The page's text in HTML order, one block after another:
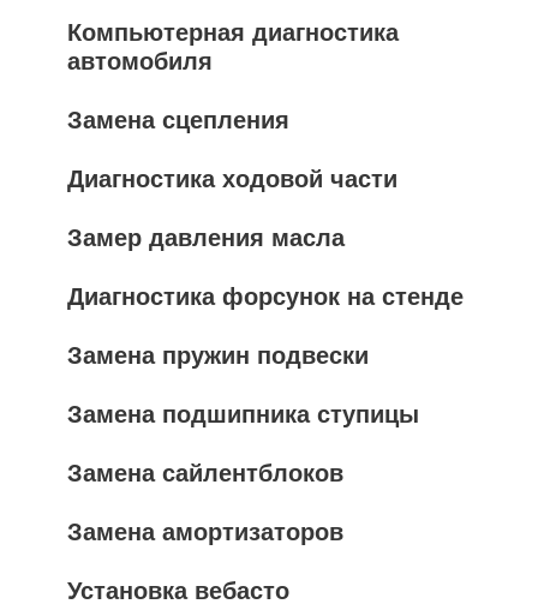
Компьютерная диагностика
автомобиля
Замена сцепления
Диагностика ходовой части
Замер давления масла
Диагностика форсунок на стенде
Замена пружин подвески
Замена подшипника ступицы
Замена сайлентблоков
Замена амортизаторов
Установка вебасто